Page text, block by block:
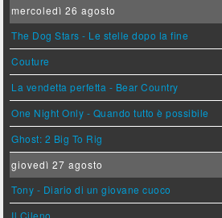
mercoledì 26 agosto
The Dog Stars - Le stelle dopo la fine
Couture
La vendetta perfetta - Bear Country
One Night Only - Quando tutto è possibile
Ghost: 2 Big To Rig
giovedì 27 agosto
Tony - Diario di un giovane cuoco